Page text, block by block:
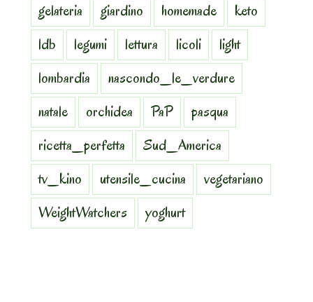
gelateria
giardino homemade
keto
ldb
legumi lettura licoli
light
lombardia
nascondo_le_verdure
natale
orchidea PaP
pasqua
ricetta_perfetta
Sud_America
tv_kino
utensile_cucina
vegetariano
WeightWatchers
yoghurt